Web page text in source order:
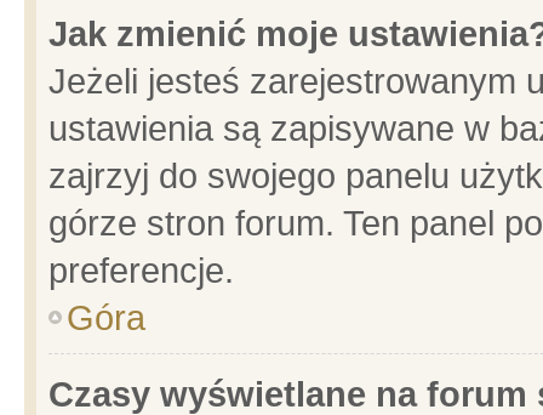
Jak zmienić moje
Jeżeli jesteś zarejestrowanym
ustawienia są zapisywane w
zajrzyj do swojego panelu
górze stron forum. Ten panel
preferencje.
Góra
Czasy wyświetlane na forum